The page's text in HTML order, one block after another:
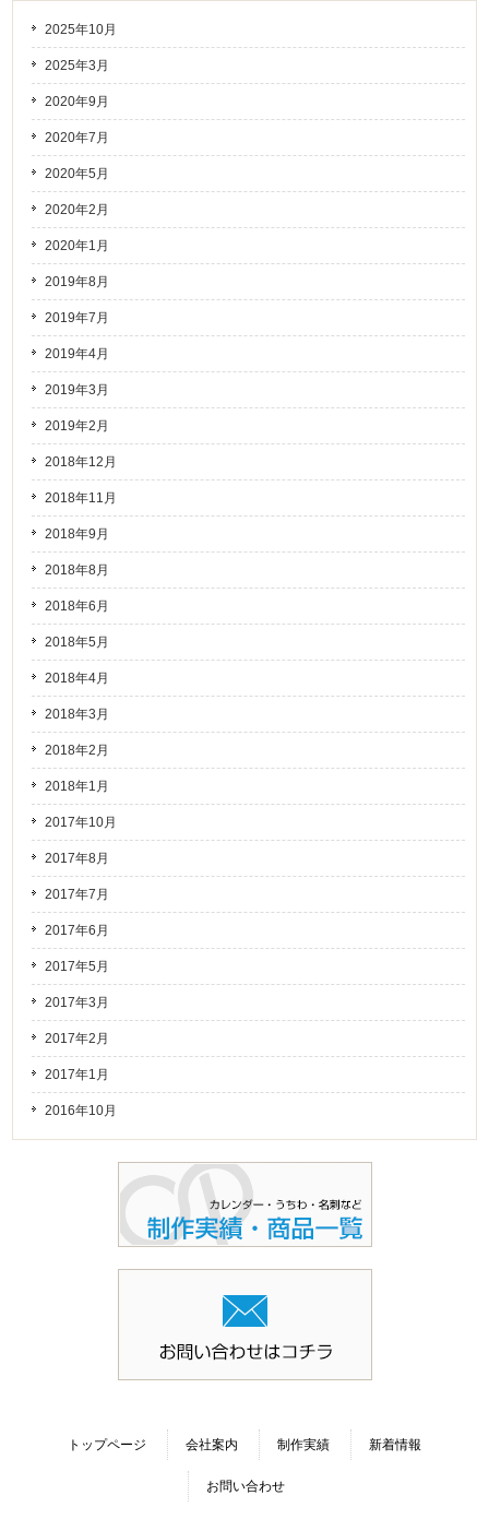
2025年10月
2025年3月
2020年9月
2020年7月
2020年5月
2020年2月
2020年1月
2019年8月
2019年7月
2019年4月
2019年3月
2019年2月
2018年12月
2018年11月
2018年9月
2018年8月
2018年6月
2018年5月
2018年4月
2018年3月
2018年2月
2018年1月
2017年10月
2017年8月
2017年7月
2017年6月
2017年5月
2017年3月
2017年2月
2017年1月
2016年10月
トップページ 会社案内 制作実績 新着情報
お問い合わせ